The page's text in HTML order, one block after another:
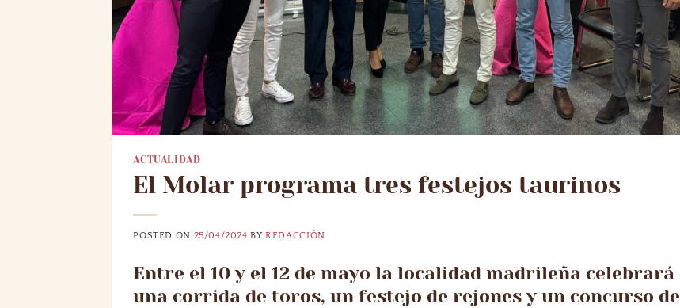
ACTUALIDAD
El Molar programa tres festejos taurinos
POSTED ON 25/04/2024 BYREDACCIÓN
Entre el 10 y el 12 de mayo la localidad madrileña celebrará
una corrida de toros, un festejo de rejones y un concurso de